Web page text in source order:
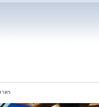
าคร